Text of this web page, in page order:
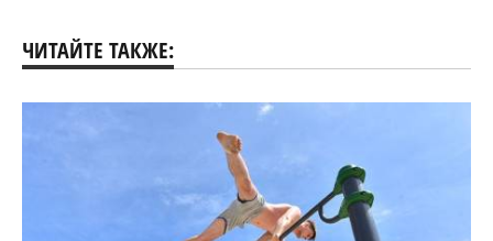
ЧИТАЙТЕ ТАКЖЕ: